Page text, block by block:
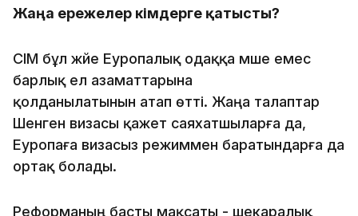
Жаңа ережелер кімдерге қатысты?
СІМ бұл жүйе Еуропалық одаққа мүше емес
барлық ел азаматтарына
қолданылатынын атап өтті. Жаңа талаптар
Шенген визасы қажет саяхатшыларға да,
Еуропаға визасыз режиммен баратындарға да
ортақ болады.
Реформаның басты мақсаты - шекаралық